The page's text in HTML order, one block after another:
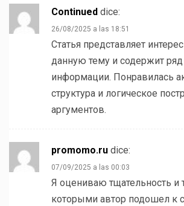
Continued dice:
26/08/2025 a las 18:51
Статья представляет
данную тему и содержит
информации. Понравилась
структура и логическое
аргументов.
promomo.ru dice:
07/09/2025 a las 00:03
Я оцениваю тщательность и
которыми автор подошел к